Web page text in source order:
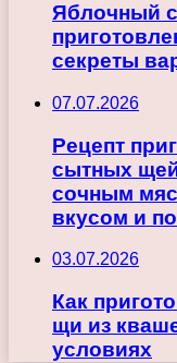
Яблочный
секреты
07.07.2026
Рецепт
сытных
сочным
вкусом и
03.07.2026
Как
щи из
условиях